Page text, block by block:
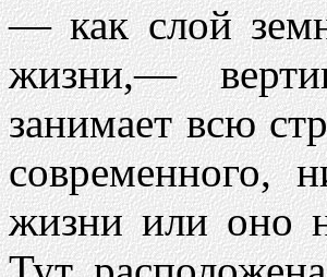
— как слой
жизни,—
занимает всю
современного,
жизни или оно